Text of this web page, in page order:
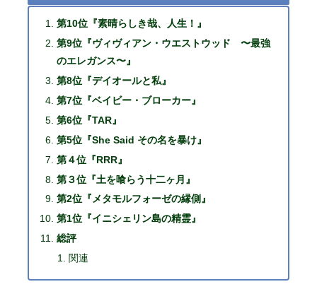
第10位『素晴らしき哉、人生！』
第9位『ヴィヴィアン・ウエストウッド 〜最強
のエレガンス〜』
第8位『デイオールと私』
第7位『ベイビー・ブローカー』
第6位『TAR』
第5位『She Said その名を暴け』
第４位『RRR』
第３位『土を喰らう十二ヶ月』
第2位『メタモルフォーゼの縁側』
第1位『イニシェリン島の精霊』
総評
関連